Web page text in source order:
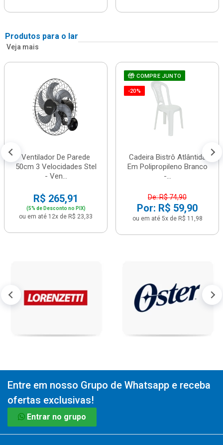
Produtos para o lar
Veja mais
Ventilador De Parede
50cm 3 Velocidades Stel
- Ven...
R$ 265,91
(5% de Desconto no PIX)
ou em até 12x de R$ 23,33
COMPRE JUNTO
-20%
Cadeira Bistrô Atlântida
Em Polipropileno Branco
-...
De: R$ 74,90
Por: R$ 59,90
ou em até 5x de R$ 11,98
Entre em nosso Grupo de Whatsapp e receba
ofertas exclusivas!
Entrar no grupo